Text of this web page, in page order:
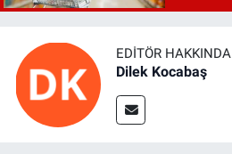
EDITÖR HAKKINDA
Dilek Kocabaş